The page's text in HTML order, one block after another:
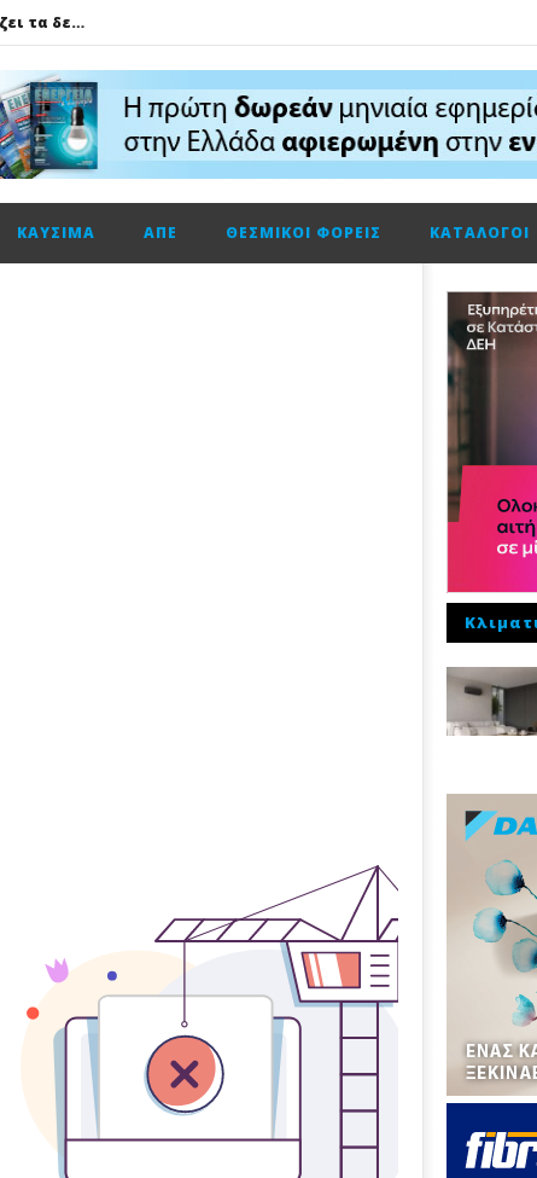
GSI: Η είσοδος της Meridiam αλλάζει τα δεδομένα για τη διασύνδεση Ελλάδας – Κύπρου
Φυσικό αέριο: Σε ιστορικά χαμηλά τα αποθέματα της Ευρώπης
Metlen: Σε επίπεδο ρεκόρ τα EBITDA το εξάμηνο, στα 550 εκατ. ευρώ – Κέρδη 2,18 ευρώ ανά μετοχή
Cenergy: Κέρδη εξαμήνου +45,3% με πωλήσεις +13%
ΚΑΎΣΙΜΑ ΑΠΕ ΘΕΣΜΙΚΟΊ ΦΟΡΕΊΣ ΚΑΤΆΛΟΓΟΙ